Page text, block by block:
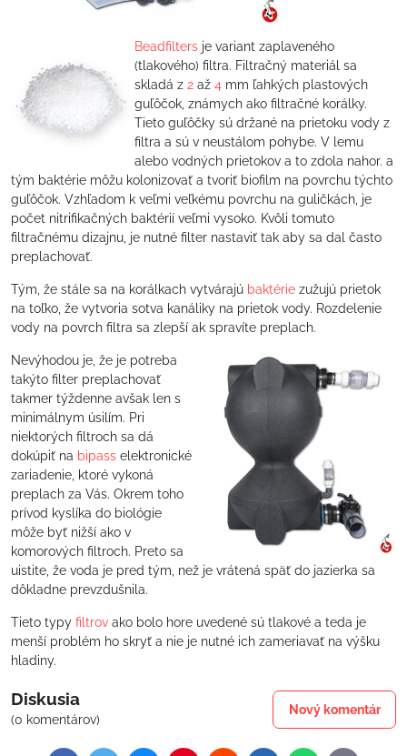
Beadfilters je variant zaplaveného
(tlakového) filtra. Filtračný materiál sa
skladá z 2 až 4 mm ľahkých plastových
guľôčok, známych ako filtračné korálky.
Tieto guľôčky sú držané na prietoku vody z
filtra a sú v neustálom pohybe. V lemu
alebo vodných prietokov a to zdola nahor. a
tým baktérie môžu kolonizovať a tvoriť biofilm na povrchu týchto
guľôčok. Vzhľadom k veľmi veľkému povrchu na guličkách, je
počet nitrifikačných baktérií veľmi vysoko. Kvôli tomuto
filtračnému dizajnu, je nutné filter nastaviť tak aby sa dal často
preplachovať.
Tým, že stále sa na korálkach vytvárajú baktérie zužujú prietok
na toľko, že vytvoria sotva kanáliky na prietok vody. Rozdelenie
vody na povrch filtra sa zlepší ak spravíte preplach.
Nevýhodou je, že je potreba
takýto filter preplachovať
takmer týždenne avšak len s
minimálnym úsilím. Pri
niektorých filtroch sa dá
dokúpiť na bipass elektronické
zariadenie, ktoré vykoná
preplach za Vás. Okrem toho
prívod kyslíka do biológie
môže byť nižší ako v
komorových filtroch. Preto sa
uistite, že voda je pred tým, než je vrátená späť do jazierka sa
dôkladne prevzdušnila.
Tieto typy filtrov ako bolo hore uvedené sú tlakové a teda je
menší problém ho skryť a nie je nutné ich zameriavať na výšku
hladiny.
Diskusia
(0 komentárov)
Nový komentár